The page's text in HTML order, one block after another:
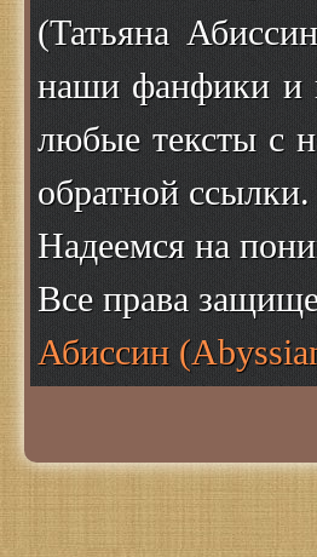
(Татьяна
наши фанфики и
любые тексты с
обратной ссылки.
Надеемся на
Все права
Абиссин